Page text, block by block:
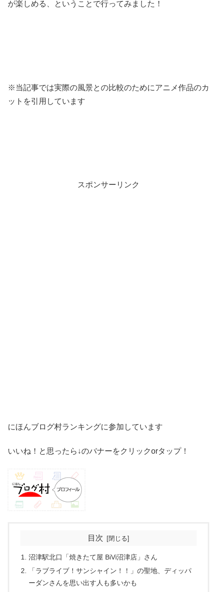
が楽しめる、ということで行ってみました！
※当記事では実際の風景との比較のためにアニメ作品のカ
ットを引用しています
スポンサーリンク
にほんブログ村ランキングに参加しています
いいね！と思ったら↓のバナーをクリックorタップ！
目次
沼津駅北口「焼きたて屋 BiVi沼津店」さん
「ラブライブ！サンシャイン！！」の聖地、ディッパ
ーダンさんを思い出す人も多いかも